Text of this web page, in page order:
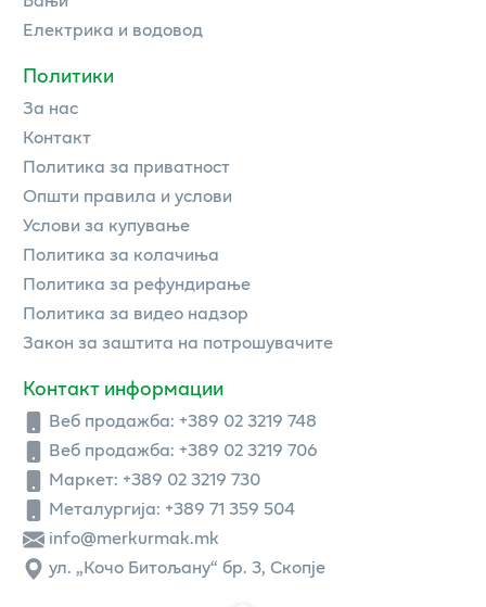
Електрика и водовод
Политики
За нас
Контакт
Политика за приватност
Општи правила и услови
Услови за купување
Политика за колачиња
Политика за рефундирање
Политика за видео надзор
Закон за заштита на потрошувачите
Контакт информации
Веб продажба: +389 02 3219 748
Веб продажба: +389 02 3219 706
Маркет: +389 02 3219 730
Металургија: +389 71 359 504
info@merkurmak.mk
ул. „Кочо Битољану“ бр. 3, Скопје